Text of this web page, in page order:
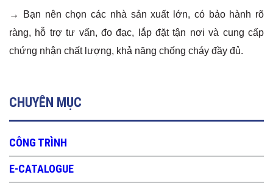
CHUYÊN MỤC
CÔNG TRÌNH
E-CATALOGUE
→ Bạn nên chọn các nhà sản xuất lớn, có bảo hành rõ
ràng, hỗ trợ tư vấn, đo đạc, lắp đặt tận nơi và cung cấp
chứng nhận chất lượng, khả năng chống cháy đầy đủ.